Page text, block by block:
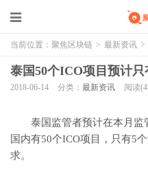
当前位置： 聚焦区块链 > 最新资讯 >
泰国50个ICO项目预计
2018-06-14 分类： 最新资讯 阅读
泰国监管者预计在本月监
国内有50个ICO项目，只有5
求。